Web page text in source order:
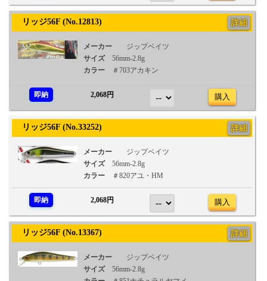
リッジ56F (No.12813) 詳細
メーカー
ジップベイツ
サイズ
56mm-2.8g
カラー
＃703アカキン
即納 2,068円 購入
リッジ56F (No.33252) 詳細
メーカー
ジップベイツ
サイズ
56mm-2.8g
カラー
＃820アユ・HM
即納 2,068円 購入
リッジ56F (No.13367) 詳細
メーカー
ジップベイツ
サイズ
56mm-2.8g